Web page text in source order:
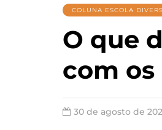
COLUNA ESCOLA
O que
com
30 de agosto de